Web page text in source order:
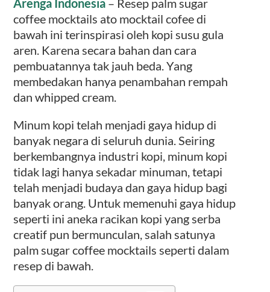
coffee mocktails ato mocktail cofee di
bawah ini terinspirasi oleh kopi susu gula
aren. Karena secara bahan dan cara
pembuatannya tak jauh beda. Yang
membedakan hanya penambahan rempah
dan whipped cream.
Minum kopi telah menjadi gaya hidup di
banyak negara di seluruh dunia. Seiring
berkembangnya industri kopi, minum kopi
tidak lagi hanya sekadar minuman, tetapi
telah menjadi budaya dan gaya hidup bagi
banyak orang. Untuk memenuhi gaya hidup
seperti ini aneka racikan kopi yang serba
creatif pun bermunculan, salah satunya
palm sugar coffee mocktails seperti dalam
resep di bawah.